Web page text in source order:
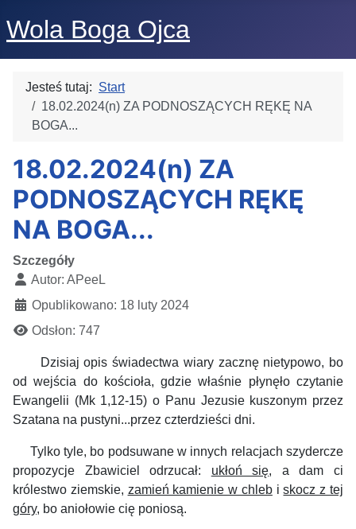
Wola Boga Ojca
Jesteś tutaj: Start
18.02.2024(n) ZA PODNOSZĄCYCH RĘKĘ NA
BOGA...
18.02.2024(n) ZA
PODNOSZĄCYCH RĘKĘ
NA BOGA...
Szczegóły
Autor: APeeL
Opublikowano: 18 luty 2024
Odsłon: 747
Dzisiaj opis świadectwa wiary zacznę nietypowo, bo
od wejścia do kościoła, gdzie właśnie płynęło czytanie
Ewangelii (Mk 1,12-15) o Panu Jezusie kuszonym przez
Szatana na pustyni...przez czterdzieści dni.
Tylko tyle, bo podsuwane w innych relacjach szydercze
propozycje Zbawiciel odrzucał: ukłoń się, a dam ci
królestwo ziemskie, zamień kamienie w chlebiskocz z tej
góry, bo aniołowie cię poniosą.